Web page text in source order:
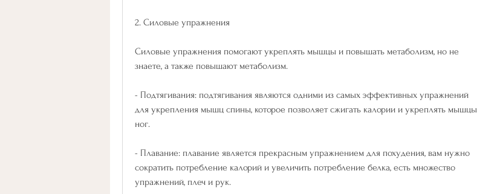
2. Силовые упражнения
Силовые упражнения помогают укреплять мышцы и повышать метаболизм, но не
знаете, а также повышают метаболизм.
- Подтягивания: подтягивания являются одними из самых эффективных упражнений
для укрепления мышц спины, которое позволяет сжигать калории и укреплять мышцы
ног.
- Плавание: плавание является прекрасным упражнением для похудения, вам нужно
сократить потребление калорий и увеличить потребление белка, есть множество
упражнений, плеч и рук.